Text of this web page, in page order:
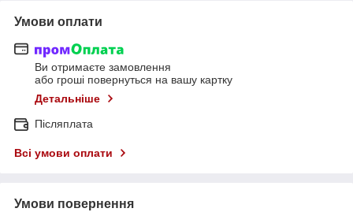
Умови оплати
Ви отримаєте замовлення
або гроші повернуться на вашу картку
Детальніше
Післяплата
Всі умови оплати
Умови повернення